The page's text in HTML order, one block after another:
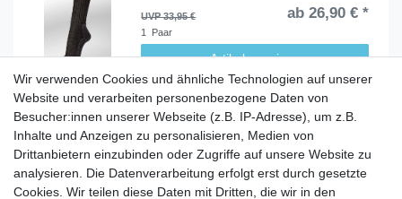
UVP 33,95 € ab 26,90 € *
1 Paar
Artikel anzeigen
Wir verwenden Cookies und ähnliche Technologien auf unserer
Website und verarbeiten personenbezogene Daten von
Besucher:innen unserer Webseite (z.B. IP-Adresse), um z.B.
Inhalte und Anzeigen zu personalisieren, Medien von
Drittanbietern einzubinden oder Zugriffe auf unsere Website zu
analysieren. Die Datenverarbeitung erfolgt erst durch gesetzte
Cookies. Wir teilen diese Daten mit Dritten, die wir in den
Service
Zahlungarten
Versandkosten